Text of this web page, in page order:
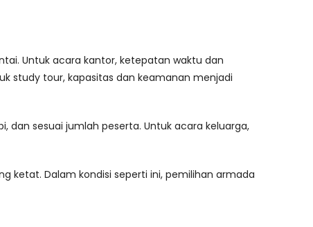
Untuk acara kantor, ketepatan waktu dan
study tour, kapasitas dan keamanan menjadi
dan sesuai jumlah peserta. Untuk acara keluarga,
ketat. Dalam kondisi seperti ini, pemilihan armada